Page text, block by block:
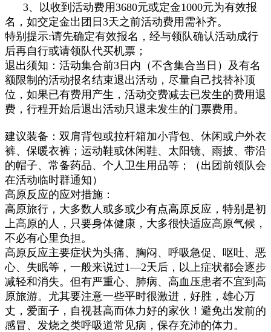
3、以收到活动费用3680元或定金1000元为有效报
名，如交定金出团日3天之前活动费用需补齐。
特别提示:请先确定有效报名，经与领队确认活动成行
后再自行或请领队代买机票；
退出须知： 活动集合前3日内 （不含集合当日） 及有名
额限制的活动报名结束退出活动，尽量自己找替补顶
位，如果已有费用产生，活动交费减去已发生的费用退
费，行程开始后退出活动只退未发生的门票费用。
建议装备： 双肩背包或拉杆箱加小背包、休闲或户外衣
裤、保暖衣裤；运动鞋或休闲鞋、太阳镜、雨披、带沿
的帽子、常备药品、个人卫生用品等 ； （ 出团前领队会
在活动临时群通知）
高原反应的应对措施：
高原旅行，大多数人或多或少有点高原反应，特别是初
上高原的人，只要身体健康，大多很快适应高原气候，
不必有心里负担。
高原反应主要症状为头痛、胸闷、呼吸急促、呕吐、恶
心、失眠等，一般来说过1—2天后，以上症状都会逐步
减轻和消失。但有严重心、肺病、高血压患者不宜到高
原旅游。尤其要注意一些平时很激进，好胜，雄心万
丈，爱面子，自视甚高而体力好的家伙！避免出发前的
感冒、发烧之类呼吸道常见病，保存充沛的体力。